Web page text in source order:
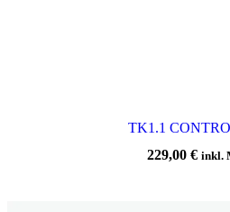
TK1.1
229,00 € inkl.